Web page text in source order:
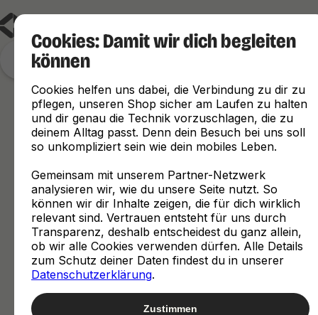
Cookies: Damit wir dich begleiten
können
Cookies helfen uns dabei, die Verbindung zu dir zu
pflegen, unseren Shop sicher am Laufen zu halten
und dir genau die Technik vorzuschlagen, die zu
deinem Alltag passt. Denn dein Besuch bei uns soll
so unkompliziert sein wie dein mobiles Leben.
Gemeinsam mit unserem Partner-Netzwerk
analysieren wir, wie du unsere Seite nutzt. So
können wir dir Inhalte zeigen, die für dich wirklich
relevant sind. Vertrauen entsteht für uns durch
Transparenz, deshalb entscheidest du ganz allein,
ob wir alle Cookies verwenden dürfen. Alle Details
zum Schutz deiner Daten findest du in unserer
Datenschutzerklärung.
Zustimmen